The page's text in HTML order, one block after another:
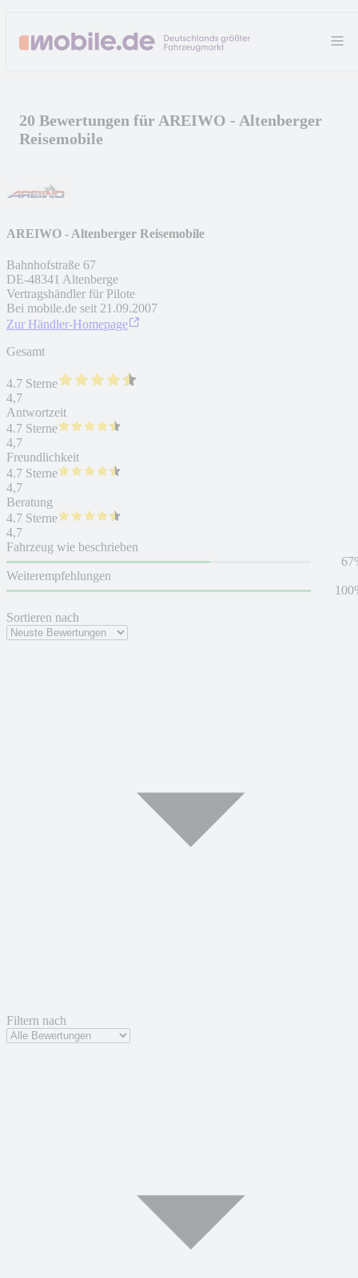
20 Bewertungen für AREIWO - Altenberger
Reisemobile
Sortieren nach
Filtern nach
AREIWO - Altenberger Reisemobile
Bahnhofstraße 67
DE-48341 Altenberge
Vertragshändler für Pilote
Bei mobile.de seit 21.09.2007
Zur Händler-Homepage
Gesamt
4.7 Sterne
4,7
Antwortzeit
4.7 Sterne
4,7
Freundlichkeit
4.7 Sterne
4,7
Beratung
4.7 Sterne
4,7
Fahrzeug wie beschrieben
Weiterempfehlungen